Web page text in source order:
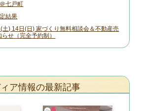
七戸町
結果
土) 14日(日) 家づくり無料相談会＆不動産売
せ（完全予約制）
ア情報の最新記事